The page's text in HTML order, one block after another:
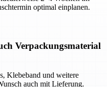
optimal einplanen.
Verpackungsmaterial
Klebeband und weitere
auch mit Lieferung.